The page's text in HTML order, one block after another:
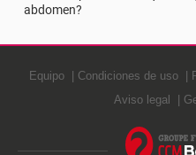
abdomen?
Equipo Condiciones de uso
Aviso legal